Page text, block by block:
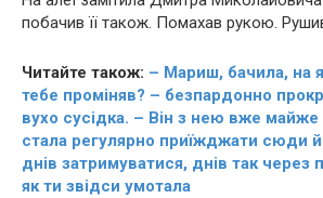
побачив її також. Помахав рукою.
Читайте також: – Мариш, бачила, на
тебе проміняв? – безпардонно
вухо сусідка. – Він з нею вже майже
стала регулярно приїжджати сюди й
днів затримуватися, днів так через
як ти звідси умотала